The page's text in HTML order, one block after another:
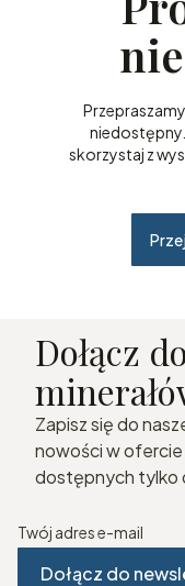
skorzystaj z
Dołącz
Zapisz się do
nowości w ofercie
dostępnych tylko
Twój adres e-mail
Dołącz do